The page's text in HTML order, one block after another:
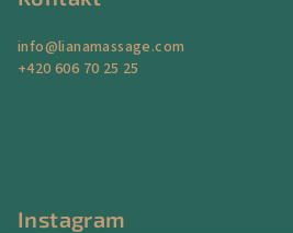
info@lianamassage.com
+420 606 70 25 25
Instagram